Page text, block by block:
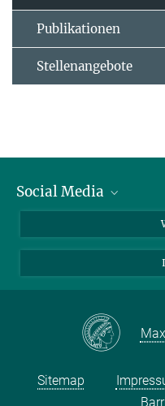
Publikationen
Stellenangebote
Social Media
YouTube
Sitemap